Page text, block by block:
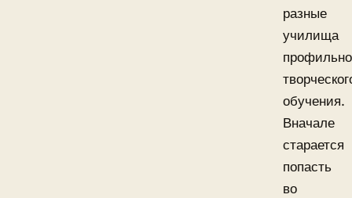
разные
училища
обучения.
Вначале
старается
попасть
во